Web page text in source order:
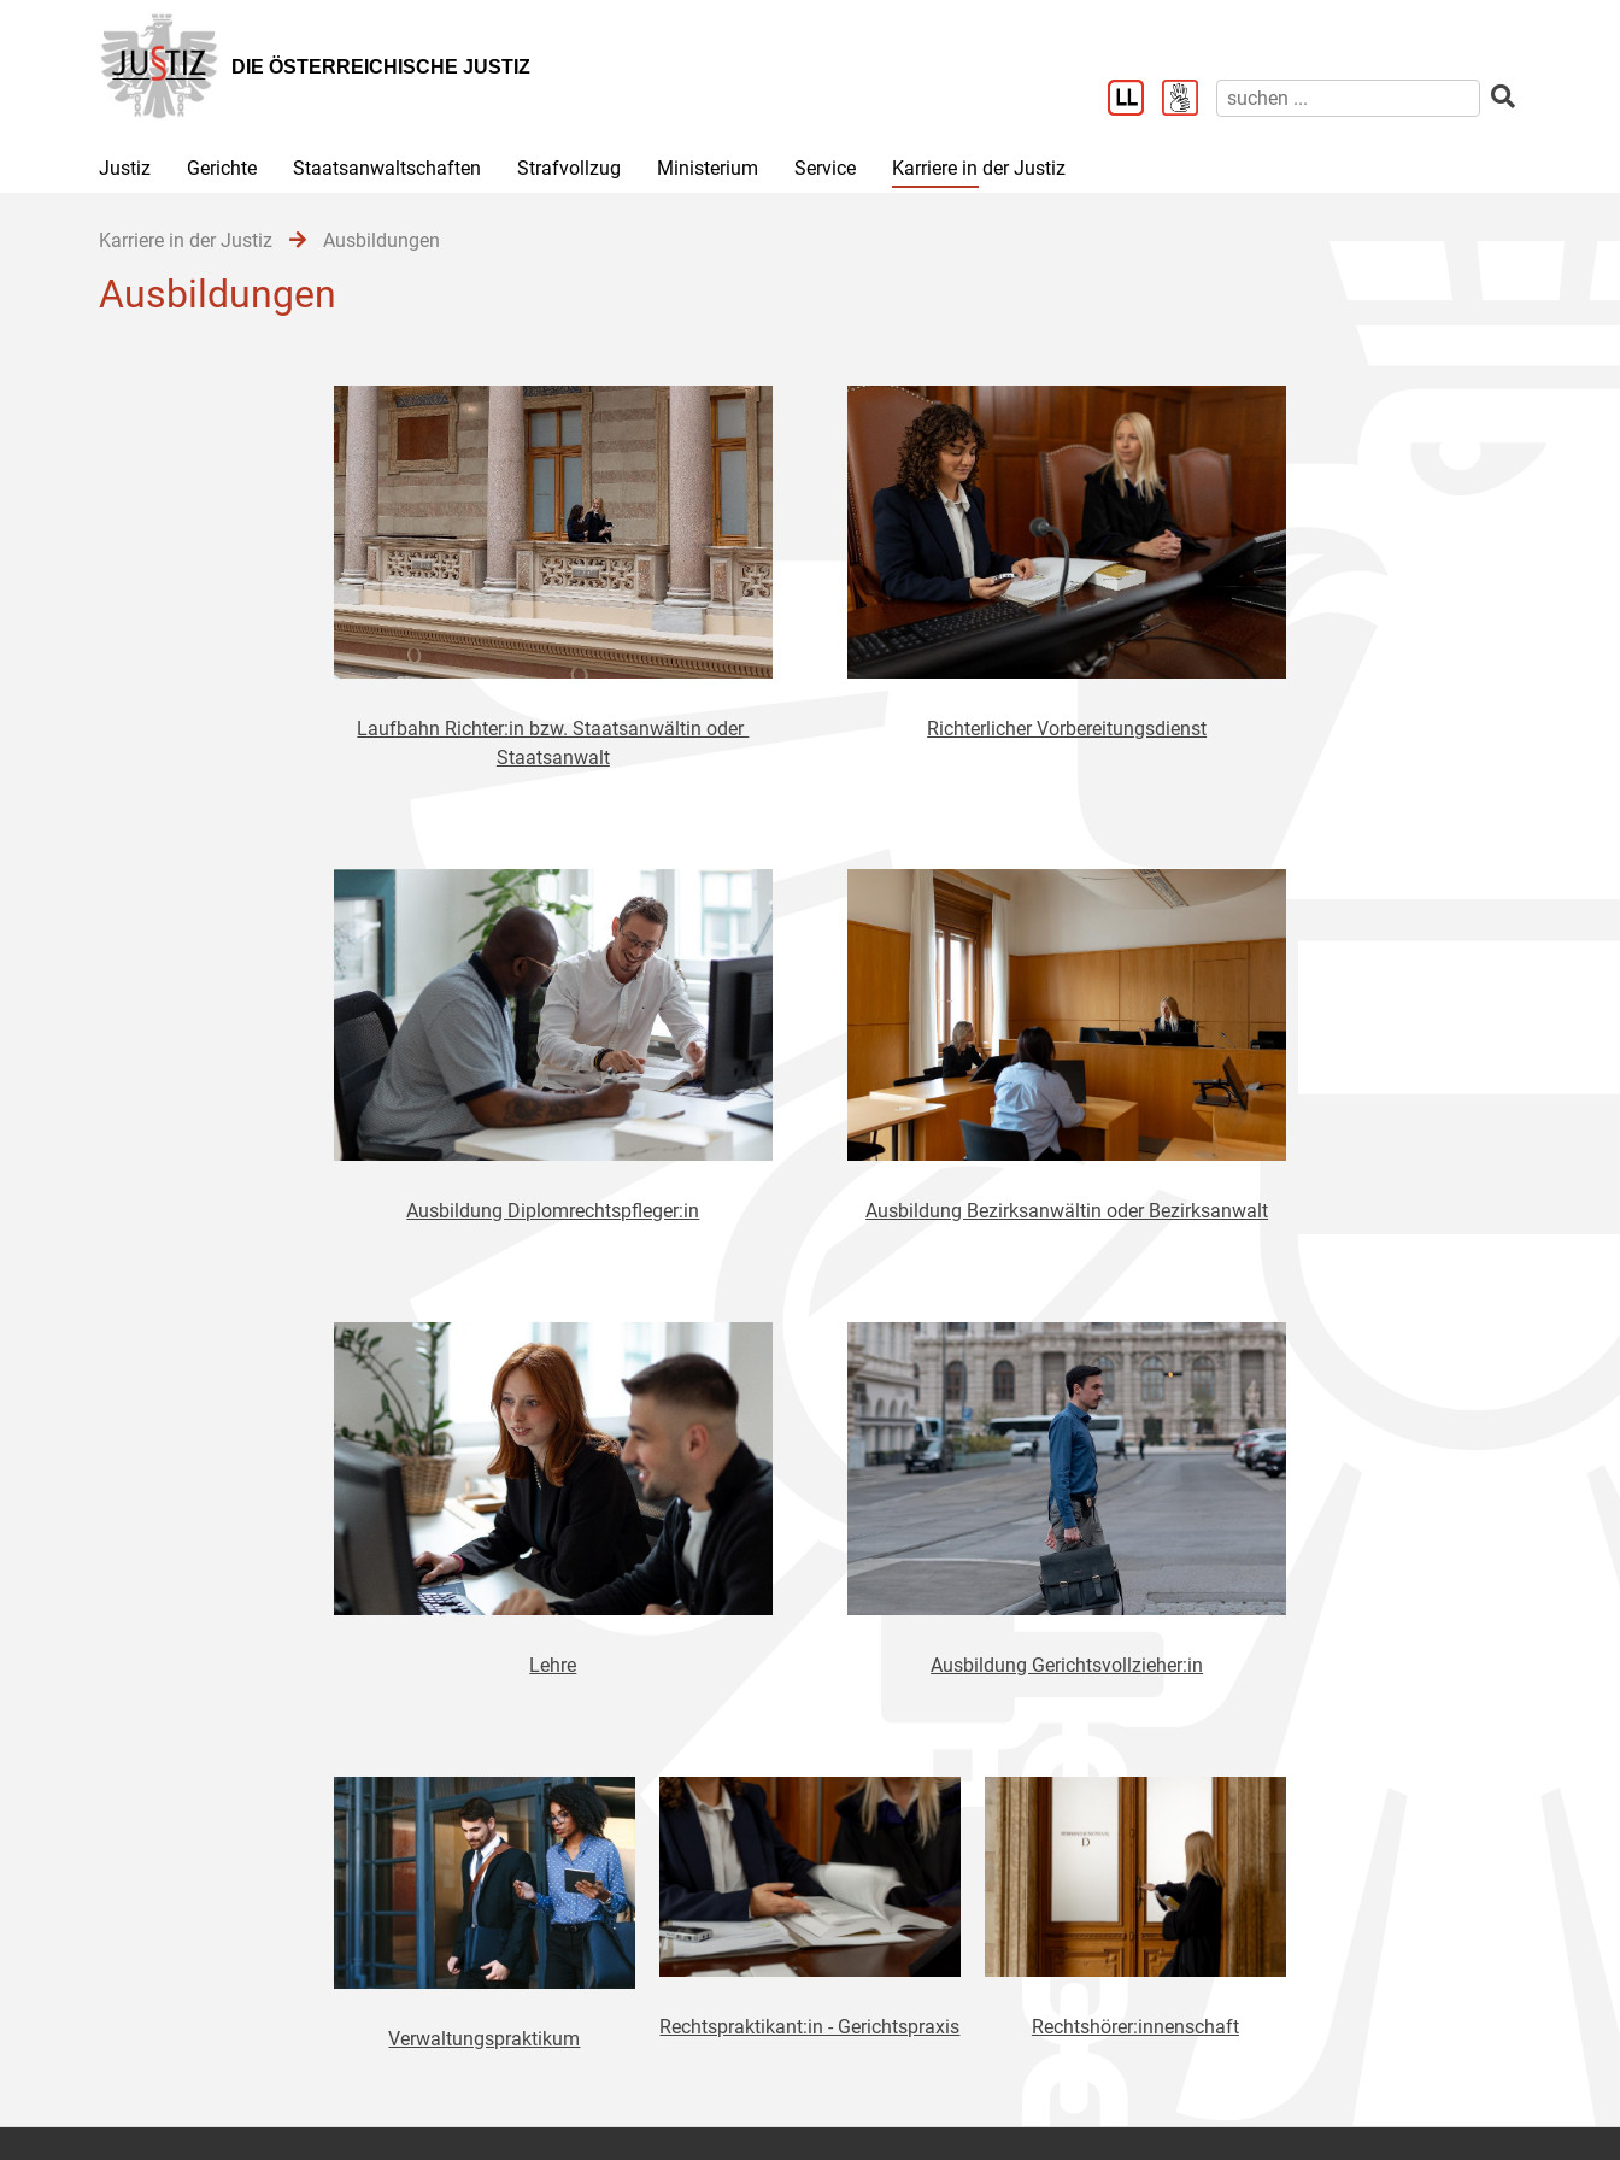
Hauptnavigation
[1]
Inhalt
[2]
Untermenü
[3]
DIE ÖSTERREICHISCHE JUSTIZ
Justiz Gerichte Staatsanwaltschaften Strafvollzug Ministerium Service Karriere in der Justiz
Karriere in der Justiz Ausbildungen
Ausbildungen
Laufbahn Richter:in bzw. Staatsanwältin oder
Staatsanwalt
Richterlicher Vorbereitungsdienst
Ausbildung Diplomrechtspfleger:in Ausbildung Bezirksanwältin oder Bezirksanwalt
Lehre Ausbildung Gerichtsvollzieher:in
Verwaltungspraktikum Rechtspraktikant:in - Gerichtspraxis Rechtshörer:innenschaft